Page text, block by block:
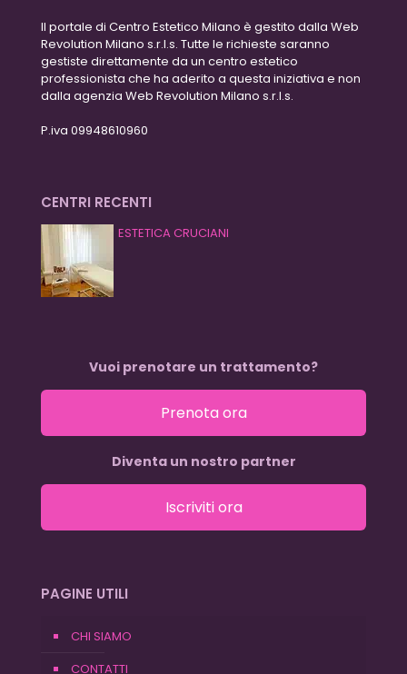
Il portale di Centro Estetico Milano è gestito dalla Web
Revolution Milano s.r.l.s. Tutte le richieste saranno
gestiste direttamente da un centro estetico
professionista che ha aderito a questa iniziativa e non
dalla agenzia Web Revolution Milano s.r.l.s.
P.iva 09948610960
CENTRI RECENTI
ESTETICA CRUCIANI
Vuoi prenotare un trattamento?
Prenota ora
Diventa un nostro partner
Iscriviti ora
PAGINE UTILI
CHI SIAMO
CONTATTI